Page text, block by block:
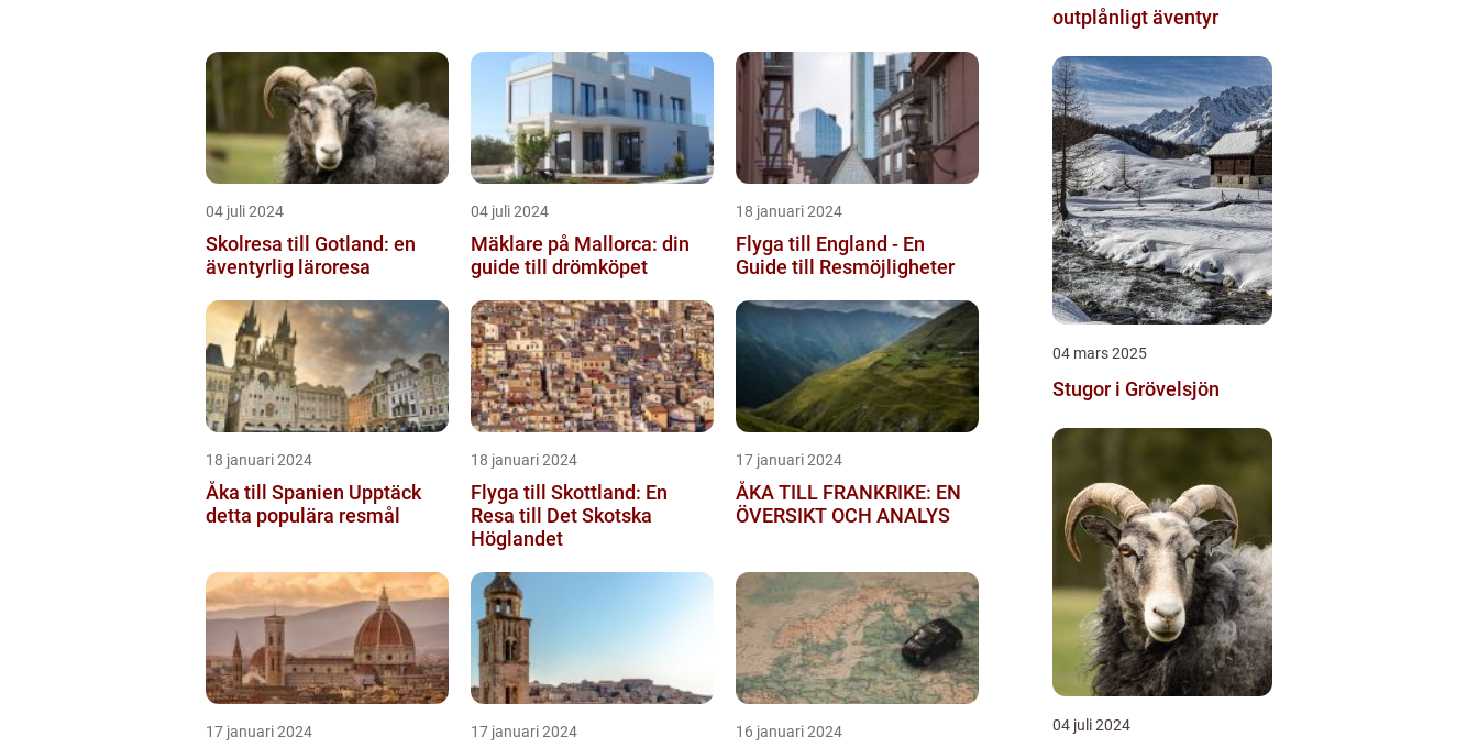
04 juli 2024
Skolresa till Gotland: en
äventyrlig läroresa
04 juli 2024
Mäklare på Mallorca: din
guide till drömköpet
18 januari 2024
Flyga till England - En
Guide till Resmöjligheter
18 januari 2024
Åka till Spanien Upptäck
detta populära resmål
18 januari 2024
Flyga till Skottland: En
Resa till Det Skotska
Höglandet
17 januari 2024
ÅKA TILL FRANKRIKE: EN
ÖVERSIKT OCH ANALYS
17 januari 2024 17 januari 2024 16 januari 2024
outplånligt äventyr
04 mars 2025
Stugor i Grövelsjön
04 juli 2024